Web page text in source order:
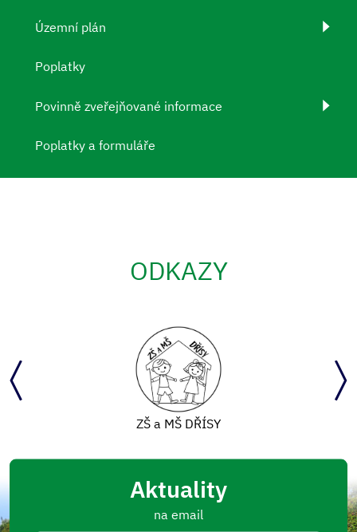
Územní plán
Poplatky
Povinně zveřejňované informace
Poplatky a formuláře
ODKAZY
ZŠ a MŠ DŘÍSY
Aktuality
na email